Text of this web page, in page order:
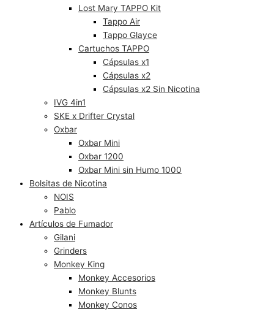
Lost Mary TAPPO Kit
Tappo Air
Tappo Glayce
Cartuchos TAPPO
Cápsulas x1
Cápsulas x2
Cápsulas x2 Sin Nicotina
IVG 4in1
SKE x Drifter Crystal
Oxbar
Oxbar Mini
Oxbar 1200
Oxbar Mini sin Humo 1000
Bolsitas de Nicotina
NOIS
Pablo
Artículos de Fumador
Gilani
Grinders
Monkey King
Monkey Accesorios
Monkey Blunts
Monkey Conos